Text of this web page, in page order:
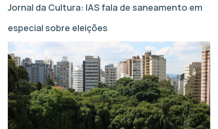
Jornal da Cultura: IAS fala de saneamento em
especial sobre eleições